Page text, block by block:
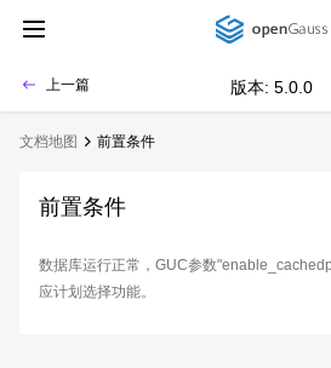
上一篇 版本: 5.0.0
文档地图 前置条件
前置条件
数据库运行正常，GUC参数
应计划选择功能。